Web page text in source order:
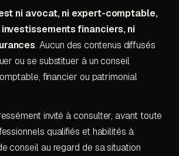
ni avocat, ni expert-comptable,
financiers, ni
. Aucun des contenus diffusés
ou se substituer à un conseil
financier ou patrimonial
invité à consulter, avant toute
qualifiés et habilités à
conseil au regard de sa situation